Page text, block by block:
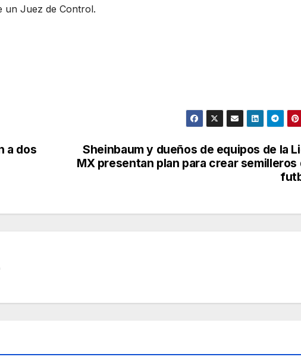
un Juez de Control.
Sheinbaum y dueños de equipos de la
MX presentan plan para crear semilleros
a dos